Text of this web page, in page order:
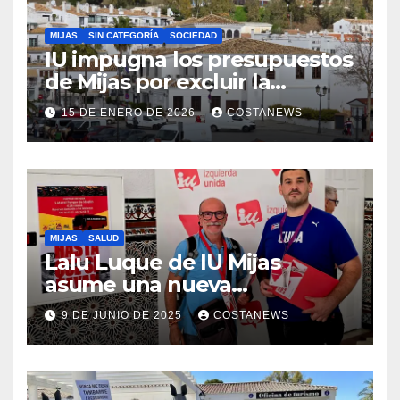
MIJAS SIN CATEGORÍA SOCIEDAD
IU impugna los presupuestos
de Mijas por excluir la
vivienda pública
15 DE ENERO DE 2026 COSTANEWS
MIJAS SALUD
Lalu Luque de IU Mijas
asume una nueva
responsabilidad provincial y
refuerza la lucha por la
sanidad pública en el
municipio
9 DE JUNIO DE 2025 COSTANEWS